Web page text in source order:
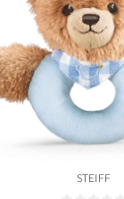
STEIFF